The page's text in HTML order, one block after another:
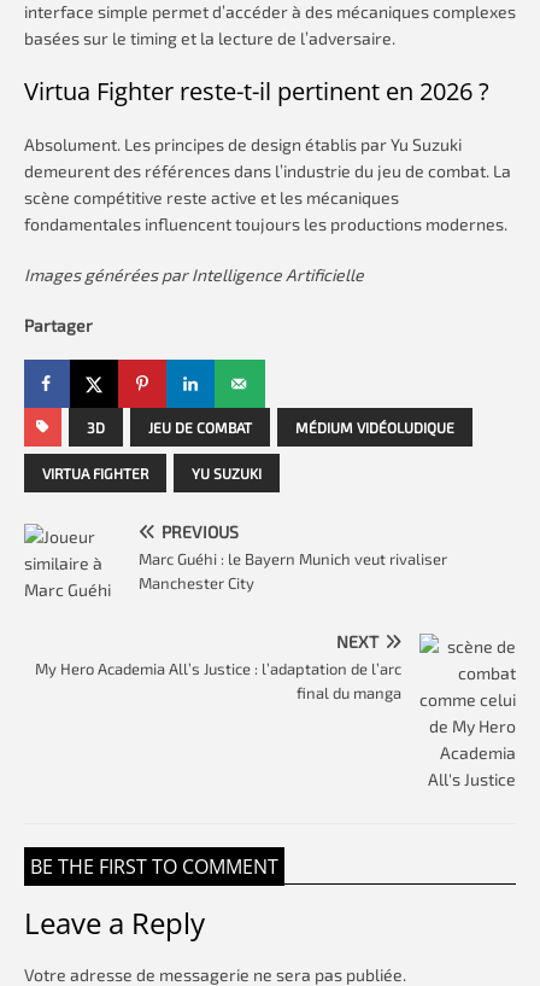
interface simple permet d’accéder à des mécaniques complexes
basées sur le timing et la lecture de l’adversaire.
Virtua Fighter reste-t-il pertinent en 2026 ?
Absolument. Les principes de design établis par Yu Suzuki
demeurent des références dans l’industrie du jeu de combat. La
scène compétitive reste active et les mécaniques
fondamentales influencent toujours les productions modernes.
Images générées par Intelligence Artificielle
Partager
3D JEU DE COMBAT MÉDIUM VIDÉOLUDIQUE
VIRTUA FIGHTER YU SUZUKI
PREVIOUS
Marc Guéhi : le Bayern Munich veut rivaliser
Manchester City
NEXT
My Hero Academia All’s Justice : l’adaptation de l’arc
final du manga
BE THE FIRST TO COMMENT
Leave a Reply
Votre adresse de messagerie ne sera pas publiée.